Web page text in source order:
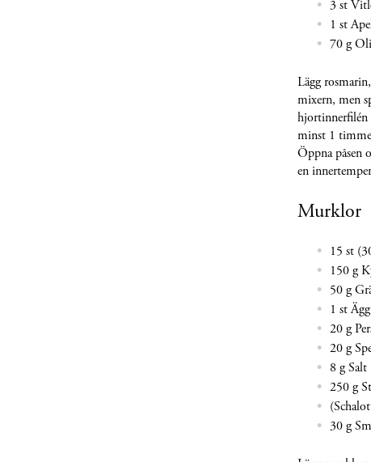
3 st
1 st
70 g
Lägg
mixern, men
hjortinnerfilén
minst 1
Öppna påsen
en
Murklor
15 st
150 g
50 g
1 st Ägg
20 g
20 g
8 g Salt
250 g
30 g